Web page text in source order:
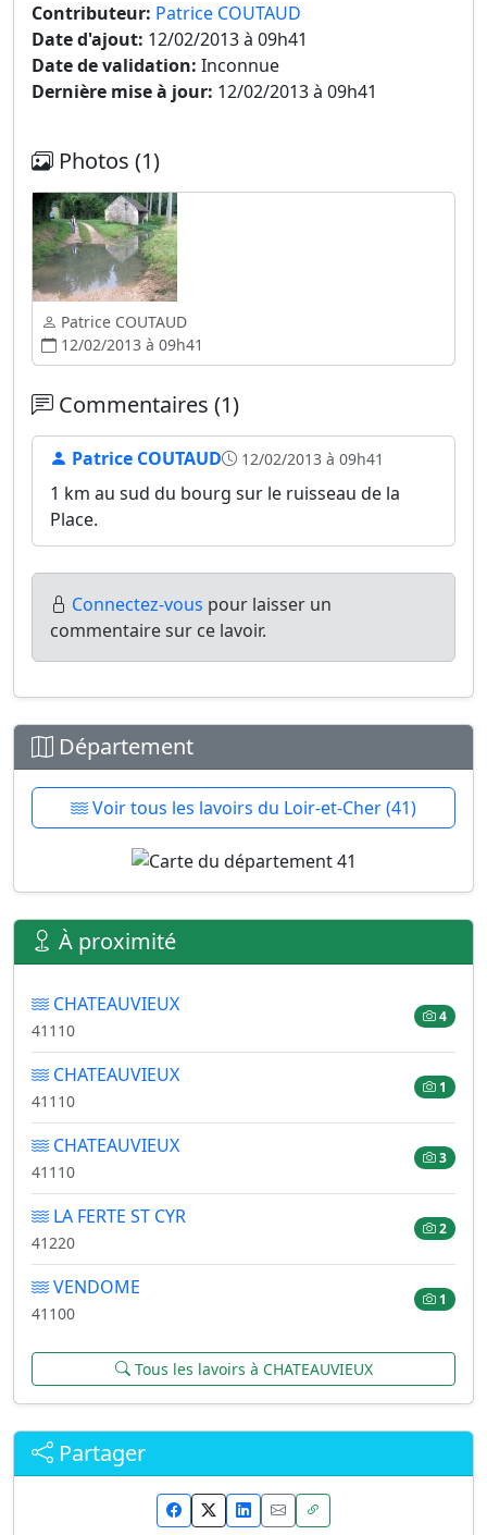
Contributeur: Patrice COUTAUD
Date d'ajout: 12/02/2013 à 09h41
Date de validation: Inconnue
Dernière mise à jour: 12/02/2013 à 09h41
Photos (1)
Patrice COUTAUD
12/02/2013 à 09h41
Commentaires (1)
Patrice COUTAUD 12/02/2013 à 09h41
1 km au sud du bourg sur le ruisseau de la
Place.
Connectez-vous pour laisser un
commentaire sur ce lavoir.
Département
Voir tous les lavoirs du Loir-et-Cher (41)
À proximité
CHATEAUVIEUX
41110
4
CHATEAUVIEUX
41110
1
CHATEAUVIEUX
41110
3
LA FERTE ST CYR
41220
2
VENDOME
41100
1
Tous les lavoirs à CHATEAUVIEUX
Partager